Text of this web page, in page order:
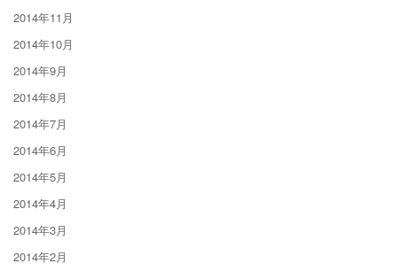
2014年11月
2014年10月
2014年9月
2014年8月
2014年7月
2014年6月
2014年5月
2014年4月
2014年3月
2014年2月